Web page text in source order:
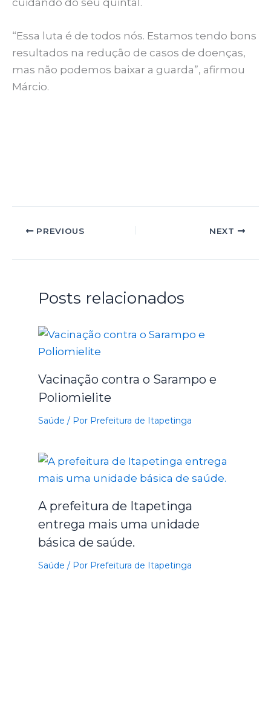
“Essa luta é de todos nós. Estamos tendo bons
resultados na redução de casos de doenças,
mas não podemos baixar a guarda”, afirmou
Márcio.
PREVIOUS NEXT
Posts relacionados
Vacinação contra o Sarampo e
Poliomielite
Saúde / Por Prefeitura de Itapetinga
A prefeitura de Itapetinga
entrega mais uma unidade
básica de saúde.
Saúde / Por Prefeitura de Itapetinga